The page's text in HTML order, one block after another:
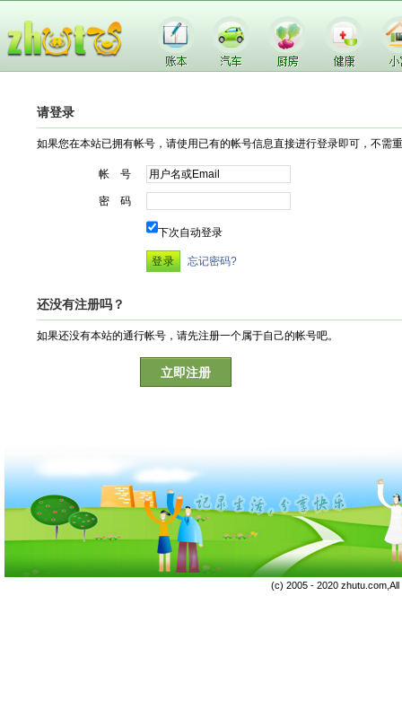
请登录
如果您在本站已拥有帐号，请使用已有的帐号信息直接进行登录即可，不需
帐 号
密 码
下次自动登录
忘记密码?
还没有注册吗？
如果还没有本站的通行帐号，请先注册一个属于自己的帐号吧。
立即注册
(c) 2005 - 2020